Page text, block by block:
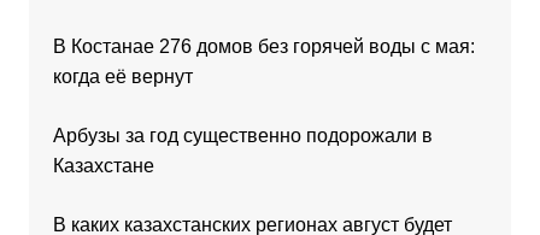
В Костанае 276 домов без горячей воды с мая:
когда её вернут
Арбузы за год существенно подорожали в
Казахстане
В каких казахстанских регионах август будет